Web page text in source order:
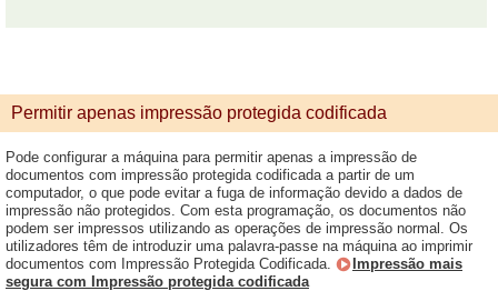
Permitir apenas impressão protegida codificada
Pode configurar a máquina para permitir apenas a impressão de
documentos com impressão protegida codificada a partir de um
computador, o que pode evitar a fuga de informação devido a dados de
impressão não protegidos. Com esta programação, os documentos não
podem ser impressos utilizando as operações de impressão normal. Os
utilizadores têm de introduzir uma palavra-passe na máquina ao imprimir
documentos com Impressão Protegida Codificada.
Impressão mais
segura com Impressão protegida codificada